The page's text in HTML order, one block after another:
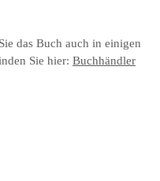
das Buch auch in einigen
Sie hier: Buchhändler